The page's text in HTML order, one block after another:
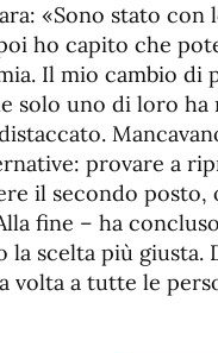
«Sono stato con
ho capito che
Il mio cambio di
solo uno di loro ha
provare a
il secondo posto,
fine – ha
la scelta più giusta.
volta a tutte le